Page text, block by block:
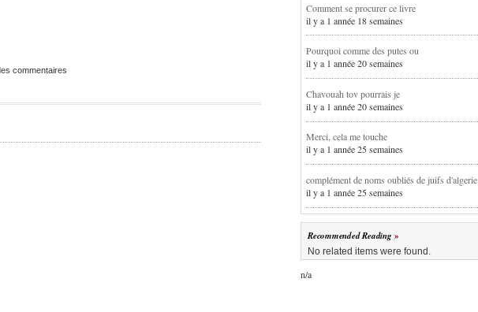
commentaires
Comment se procurer ce livre
il y a 1 année 18 semaines
Pourquoi comme des putes ou
il y a 1 année 20 semaines
Chavouah tov pourrais je
il y a 1 année 20 semaines
Merci, cela me touche
il y a 1 année 25 semaines
complément de noms oubliés de juifs d'algerie
il y a 1 année 25 semaines
Recommended Reading
No related items were found.
n/a